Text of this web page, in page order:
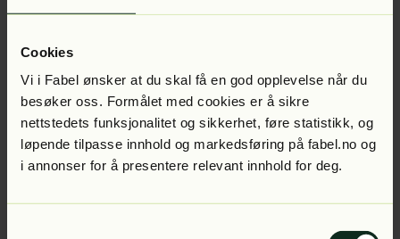
Cookies
Vi i Fabel ønsker at du skal få en god opplevelse når du
besøker oss. Formålet med cookies er å sikre
nettstedets funksjonalitet og sikkerhet, føre statistikk, og
løpende tilpasse innhold og markedsføring på fabel.no og
i annonser for å presentere relevant innhold for deg.